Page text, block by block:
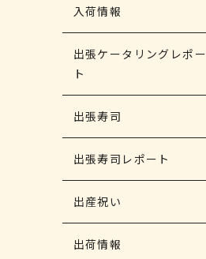
入荷情報
出張ケータリングレポー
ト
出張寿司
出張寿司レポート
出産祝い
出荷情報